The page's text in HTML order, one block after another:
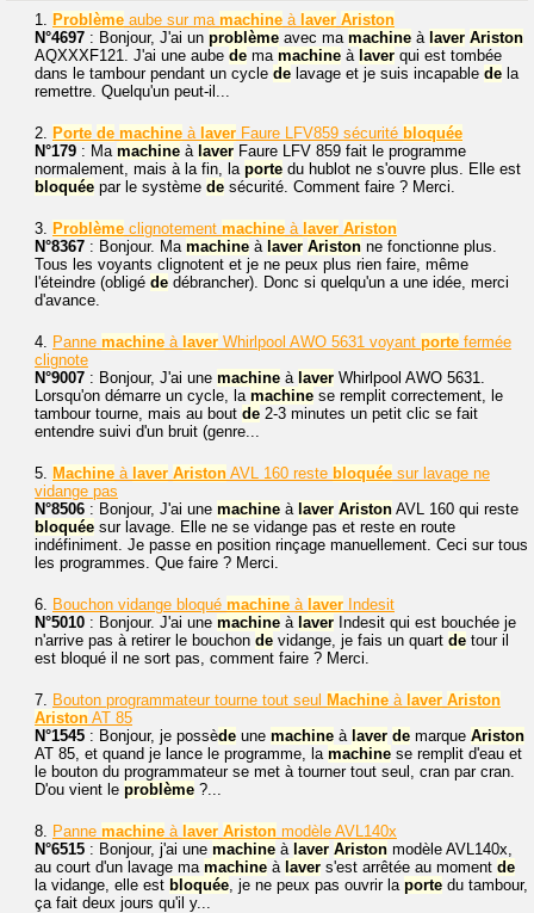
1. Problème aube sur ma machine à laver Ariston
N°4697 : Bonjour, J'ai un problème avec ma machine à laver Ariston
AQXXXF121. J'ai une aube de ma machine à laver qui est tombée
dans le tambour pendant un cycle de lavage et je suis incapable de la
remettre. Quelqu'un peut-il...
2. Porte de machine à laver Faure LFV859 sécurité bloquée
N°179 : Ma machine à laver Faure LFV 859 fait le programme
normalement, mais à la fin, la porte du hublot ne s'ouvre plus. Elle est
bloquée par le système de sécurité. Comment faire ? Merci.
3. Problème clignotement machine à laver Ariston
N°8367 : Bonjour. Ma machine à laver Ariston ne fonctionne plus.
Tous les voyants clignotent et je ne peux plus rien faire, même
l'éteindre (obligé de débrancher). Donc si quelqu'un a une idée, merci
d'avance.
4. Panne machine à laver Whirlpool AWO 5631 voyant porte fermée
clignote
N°9007 : Bonjour, J'ai une machine à laver Whirlpool AWO 5631.
Lorsqu'on démarre un cycle, la machine se remplit correctement, le
tambour tourne, mais au bout de 2-3 minutes un petit clic se fait
entendre suivi d'un bruit (genre...
5. Machine à laver Ariston AVL 160 reste bloquée sur lavage ne
vidange pas
N°8506 : Bonjour, J'ai une machine à laver Ariston AVL 160 qui reste
bloquée sur lavage. Elle ne se vidange pas et reste en route
indéfiniment. Je passe en position rinçage manuellement. Ceci sur tous
les programmes. Que faire ? Merci.
6. Bouchon vidange bloqué machine à laver Indesit
N°5010 : Bonjour. J'ai une machine à laver Indesit qui est bouchée je
n'arrive pas à retirer le bouchon de vidange, je fais un quart de tour il
est bloqué il ne sort pas, comment faire ? Merci.
7. Bouton programmateur tourne tout seul Machine à laver Ariston
Ariston AT 85
N°1545 : Bonjour, je possède une machine à laver de marque Ariston
AT 85, et quand je lance le programme, la machine se remplit d'eau et
le bouton du programmateur se met à tourner tout seul, cran par cran.
D'ou vient le problème ?...
8. Panne machine à laver Ariston modèle AVL140x
N°6515 : Bonjour, j'ai une machine à laver Ariston modèle AVL140x,
au court d'un lavage ma machine à laver s'est arrêtée au moment de
la vidange, elle est bloquée, je ne peux pas ouvrir la porte du tambour,
ça fait deux jours qu'il y...